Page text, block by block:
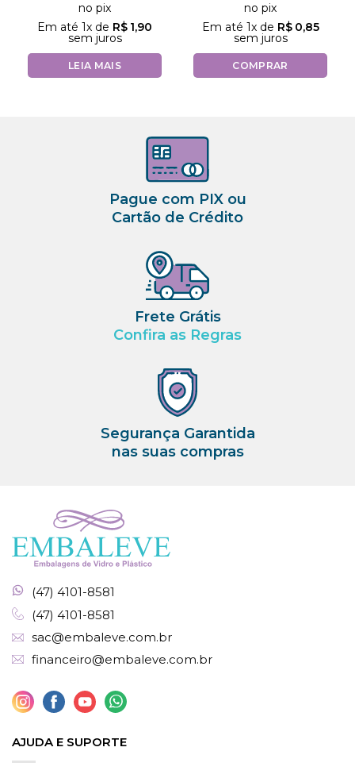
no pix
Em até 1x de R$ 1,90
sem juros
LEIA MAIS
no pix
Em até 1x de R$ 0,85
sem juros
COMPRAR
Pague com PIX ou
Cartão de Crédito
Frete Grátis
Confira as Regras
Segurança Garantida
nas suas compras
(47) 4101-8581
(47) 4101-8581
sac@embaleve.com.br
financeiro@embaleve.com.br
AJUDA E SUPORTE